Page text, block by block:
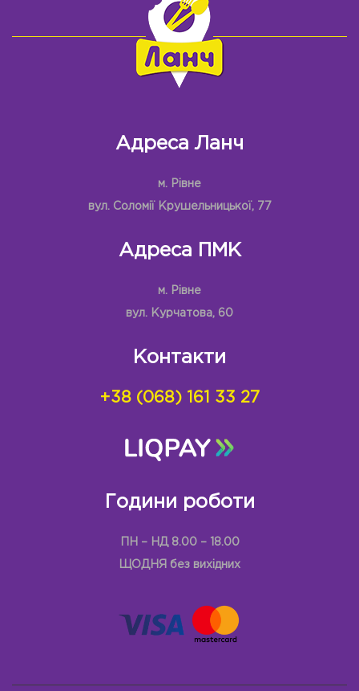
Адреса Ланч
м. Рівне
вул. Соломії Крушельницької, 77
Адреса ПМК
м. Рівне
вул. Курчатова, 60
Контакти
+38 (068) 161 33 27
Години роботи
ПН – НД 8.00 – 18.00
ЩОДНЯ без вихідних